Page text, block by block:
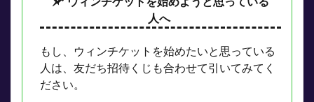
人へ
もし、ウィンチケットを始めたいと思っている
人は、友だち招待くじも合わせて引いてみてく
ださい。